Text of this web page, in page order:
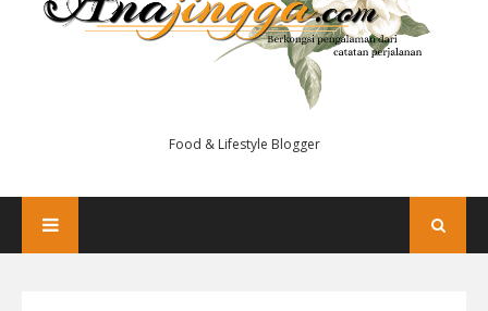
Food & Lifestyle Blogger